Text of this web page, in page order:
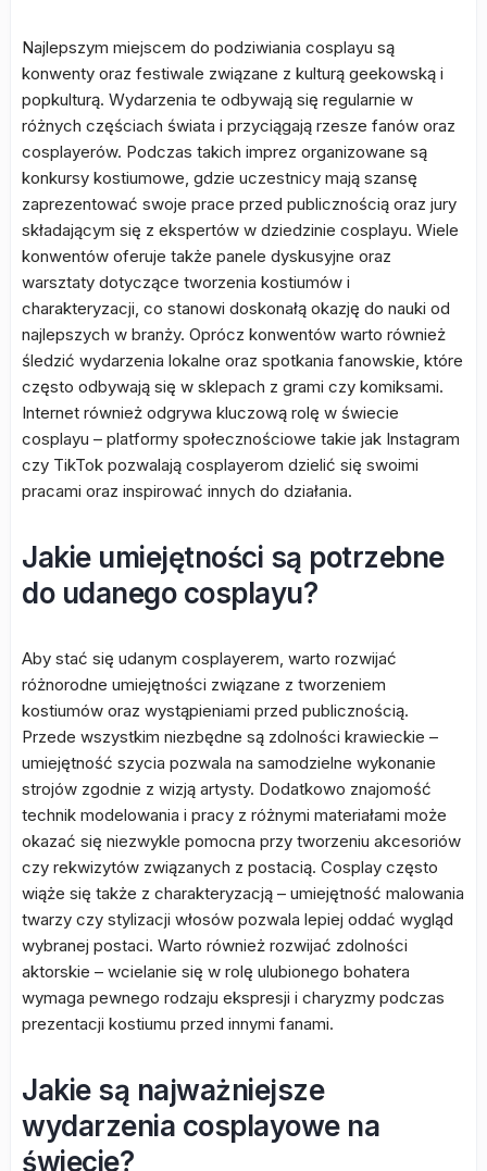
Najlepszym miejscem do podziwiania cosplayu są
konwenty oraz festiwale związane z kulturą geekowską i
popkulturą. Wydarzenia te odbywają się regularnie w
różnych częściach świata i przyciągają rzesze fanów oraz
cosplayerów. Podczas takich imprez organizowane są
konkursy kostiumowe, gdzie uczestnicy mają szansę
zaprezentować swoje prace przed publicznością oraz jury
składającym się z ekspertów w dziedzinie cosplayu. Wiele
konwentów oferuje także panele dyskusyjne oraz
warsztaty dotyczące tworzenia kostiumów i
charakteryzacji, co stanowi doskonałą okazję do nauki od
najlepszych w branży. Oprócz konwentów warto również
śledzić wydarzenia lokalne oraz spotkania fanowskie, które
często odbywają się w sklepach z grami czy komiksami.
Internet również odgrywa kluczową rolę w świecie
cosplayu – platformy społecznościowe takie jak Instagram
czy TikTok pozwalają cosplayerom dzielić się swoimi
pracami oraz inspirować innych do działania.
Jakie umiejętności są potrzebne
do udanego cosplayu?
Aby stać się udanym cosplayerem, warto rozwijać
różnorodne umiejętności związane z tworzeniem
kostiumów oraz wystąpieniami przed publicznością.
Przede wszystkim niezbędne są zdolności krawieckie –
umiejętność szycia pozwala na samodzielne wykonanie
strojów zgodnie z wizją artysty. Dodatkowo znajomość
technik modelowania i pracy z różnymi materiałami może
okazać się niezwykle pomocna przy tworzeniu akcesoriów
czy rekwizytów związanych z postacią. Cosplay często
wiąże się także z charakteryzacją – umiejętność malowania
twarzy czy stylizacji włosów pozwala lepiej oddać wygląd
wybranej postaci. Warto również rozwijać zdolności
aktorskie – wcielanie się w rolę ulubionego bohatera
wymaga pewnego rodzaju ekspresji i charyzmy podczas
prezentacji kostiumu przed innymi fanami.
Jakie są najważniejsze
wydarzenia cosplayowe na
świecie?